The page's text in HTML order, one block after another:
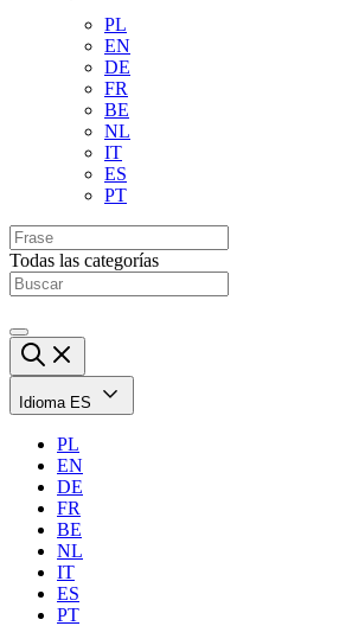
PL
EN
DE
FR
BE
NL
IT
ES
PT
Todas las categorías
Idioma ES
PL
EN
DE
FR
BE
NL
IT
ES
PT